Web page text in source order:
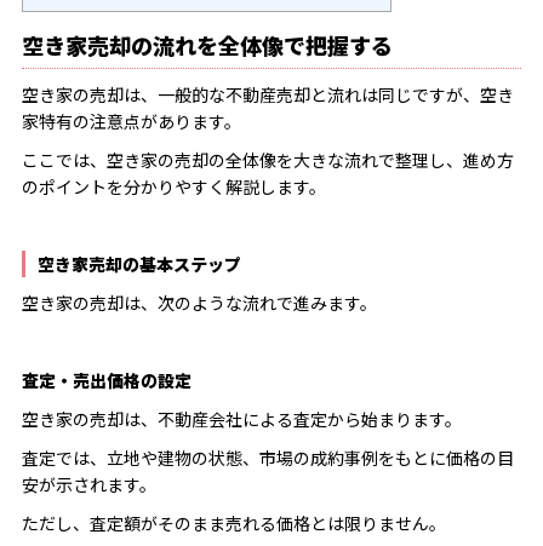
空き家売却の流れを全体像で把握する
空き家の売却は、一般的な不動産売却と流れは同じですが、空き
家特有の注意点があります。
ここでは、空き家の売却の全体像を大きな流れで整理し、進め方
のポイントを分かりやすく解説します。
空き家売却の基本ステップ
空き家の売却は、次のような流れで進みます。
査定・売出価格の設定
空き家の売却は、不動産会社による査定から始まります。
査定では、立地や建物の状態、市場の成約事例をもとに価格の目
安が示されます。
ただし、査定額がそのまま売れる価格とは限りません。